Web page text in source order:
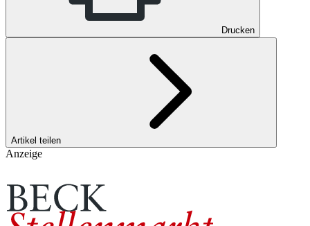
Drucken
Artikel teilen
Anzeige